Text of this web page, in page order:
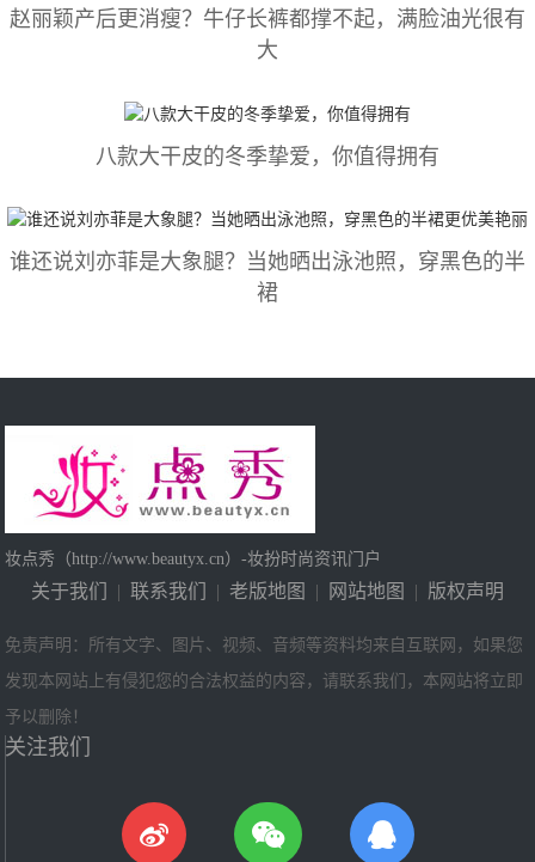
赵丽颖产后更消瘦？牛仔长裤都撑不起，满脸油光很有
大
八款大干皮的冬季挚爱，你值得拥有
谁还说刘亦菲是大象腿？当她晒出泳池照，穿黑色的半
裙
妆点秀（http://www.beautyx.cn）-妆扮时尚资讯门户
关于我们 | 联系我们 | 老版地图 | 网站地图 | 版权声明
免责声明：所有文字、图片、视频、音频等资料均来自互联网，如果您
发现本网站上有侵犯您的合法权益的内容，请联系我们，本网站将立即
予以删除！
关注我们